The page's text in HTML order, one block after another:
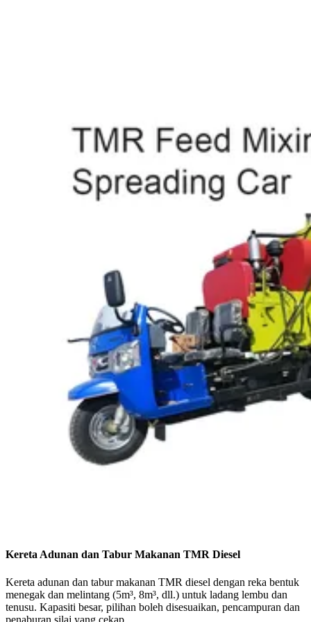
Kereta Adunan dan Tabur Makanan TMR Diesel
Kereta adunan dan tabur makanan TMR diesel dengan reka bentuk
menegak dan melintang (5m³, 8m³, dll.) untuk ladang lembu dan
tenusu. Kapasiti besar, pilihan boleh disesuaikan, pencampuran dan
penaburan silaj yang cekap.